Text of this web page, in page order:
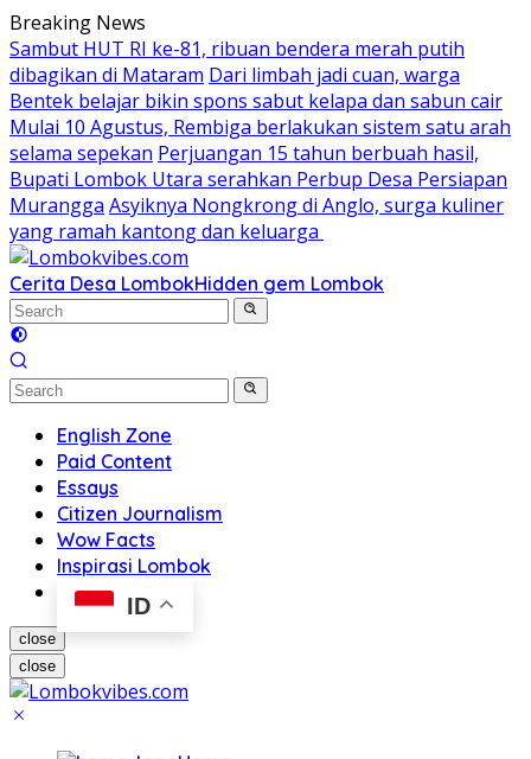
Skip
to
content
Breaking News
Sambut HUT RI ke-81, ribuan bendera merah putih
dibagikan di Mataram Dari limbah jadi cuan, warga
Bentek belajar bikin spons sabut kelapa dan sabun cair
Mulai 10 Agustus, Rembiga berlakukan sistem satu arah
selama sepekan Perjuangan 15 tahun berbuah hasil,
Bupati Lombok Utara serahkan Perbup Desa Persiapan
Murangga Asyiknya Nongkrong di Anglo, surga kuliner
yang ramah kantong dan keluarga
Cerita Desa LombokHidden gem Lombok
English Zone
Paid Content
Essays
Citizen Journalism
Wow Facts
Inspirasi Lombok
ID
close
close